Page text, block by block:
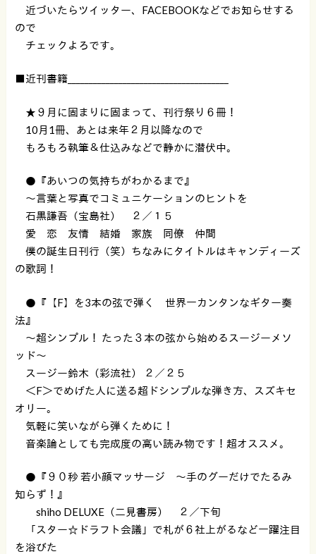
近づいたらツイッター、FACEBOOKなどでお知らせする
ので
チェックよろです。
■近刊書籍______________________________________
★９月に固まりに固まって、刊行祭り６冊！
10月1冊、あとは来年２月以降なので
もろもろ執筆＆仕込みなどで静かに潜伏中。
●『あいつの気持ちがわかるまで』
〜言葉と写真でコミュニケーションのヒントを
石黒謙吾（宝島社） ２／１５
愛 恋 友情 結婚 家族 同僚 仲間
僕の誕生日刊行（笑）ちなみにタイトルはキャンディーズ
の歌詞！
●『【F】を3本の弦で弾く 世界一カンタンなギター奏
法』
〜超シンプル！ たった３本の弦から始めるスージーメソ
ッド〜
スージー鈴木（彩流社） ２／２５
＜F＞でめげた人に送る超ドシンプルな弾き方、スズキセ
オリー。
気軽に笑いながら弾くために！
音楽論としても完成度の高い読み物です！超オススメ。
●『９０秒 若小顔マッサージ 〜手のグーだけでたるみ
知らず！』
shiho DELUXE（二見書房） ２／下旬
「スター☆ドラフト会議」で札が６社上がるなど一躍注目
を浴びた